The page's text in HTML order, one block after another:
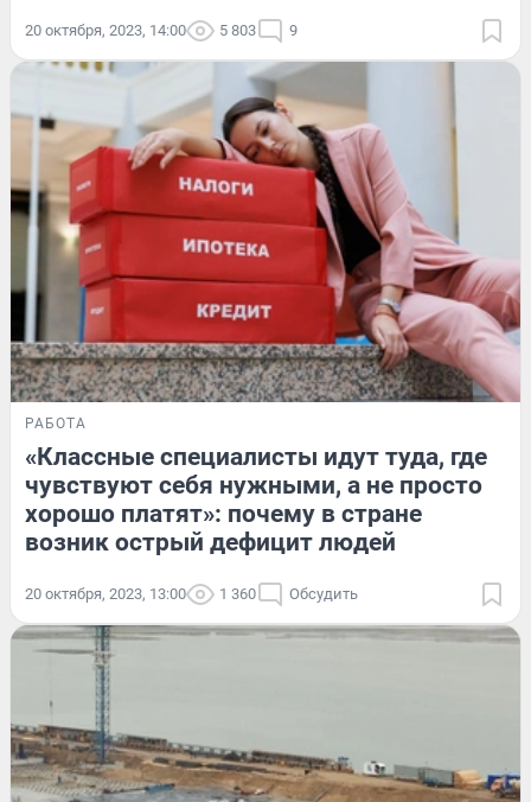
20 октября, 2023, 14:00 5 803 9
РАБОТА
«Классные специалисты идут туда, где
чувствуют себя нужными, а не просто
хорошо платят»: почему в стране
возник острый дефицит людей
20 октября, 2023, 13:00 1 360 Обсудить